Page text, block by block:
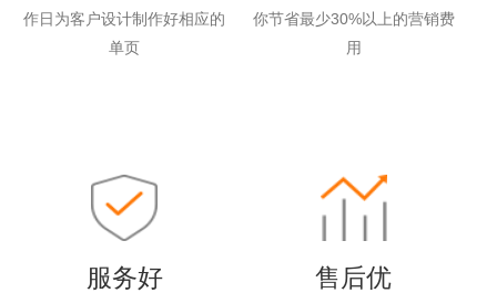
作日为客户设计制作好相应的
单页
你节省最少30%以上的营销费
用
服务好 售后优